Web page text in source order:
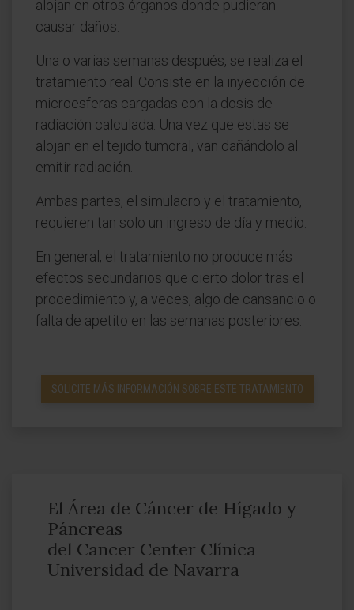
alojan en otros órganos donde pudieran
causar daños.
Una o varias semanas después, se realiza el
tratamiento real. Consiste en la inyección de
microesferas cargadas con la dosis de
radiación calculada. Una vez que estas se
alojan en el tejido tumoral, van dañándolo al
emitir radiación.
Ambas partes, el simulacro y el tratamiento,
requieren tan solo un ingreso de día y medio.
En general, el tratamiento no produce más
efectos secundarios que cierto dolor tras el
procedimiento y, a veces, algo de cansancio o
falta de apetito en las semanas posteriores.
SOLICITE MÁS INFORMACIÓN SOBRE ESTE TRATAMIENTO
El Área de Cáncer de Hígado y
Páncreas
del Cancer Center Clínica
Universidad de Navarra